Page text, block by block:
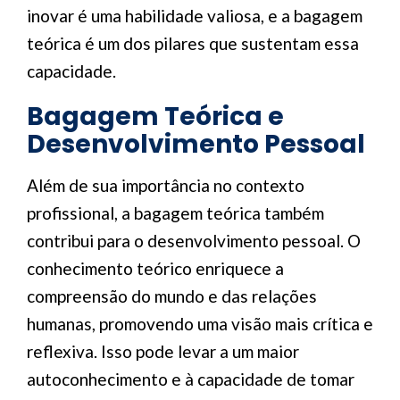
inovar é uma habilidade valiosa, e a bagagem
teórica é um dos pilares que sustentam essa
capacidade.
Bagagem Teórica e
Desenvolvimento Pessoal
Além de sua importância no contexto
profissional, a bagagem teórica também
contribui para o desenvolvimento pessoal. O
conhecimento teórico enriquece a
compreensão do mundo e das relações
humanas, promovendo uma visão mais crítica e
reflexiva. Isso pode levar a um maior
autoconhecimento e à capacidade de tomar